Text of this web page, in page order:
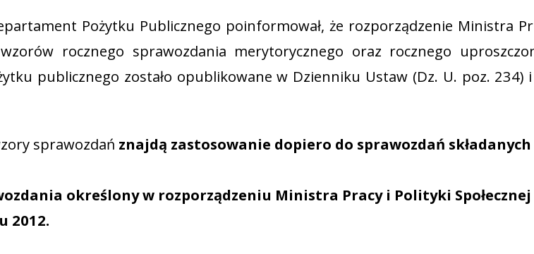
Pożytku Publicznego poinformował, że rozporządzenie Ministra
rocznego sprawozdania merytorycznego oraz rocznego
publicznego zostało opublikowane w Dzienniku Ustaw (Dz. U. poz. 234)
sprawozdań znajdą zastosowanie dopiero do sprawozdań
określony w rozporządzeniu Ministra Pracy i Polityki Społecznej
2012.